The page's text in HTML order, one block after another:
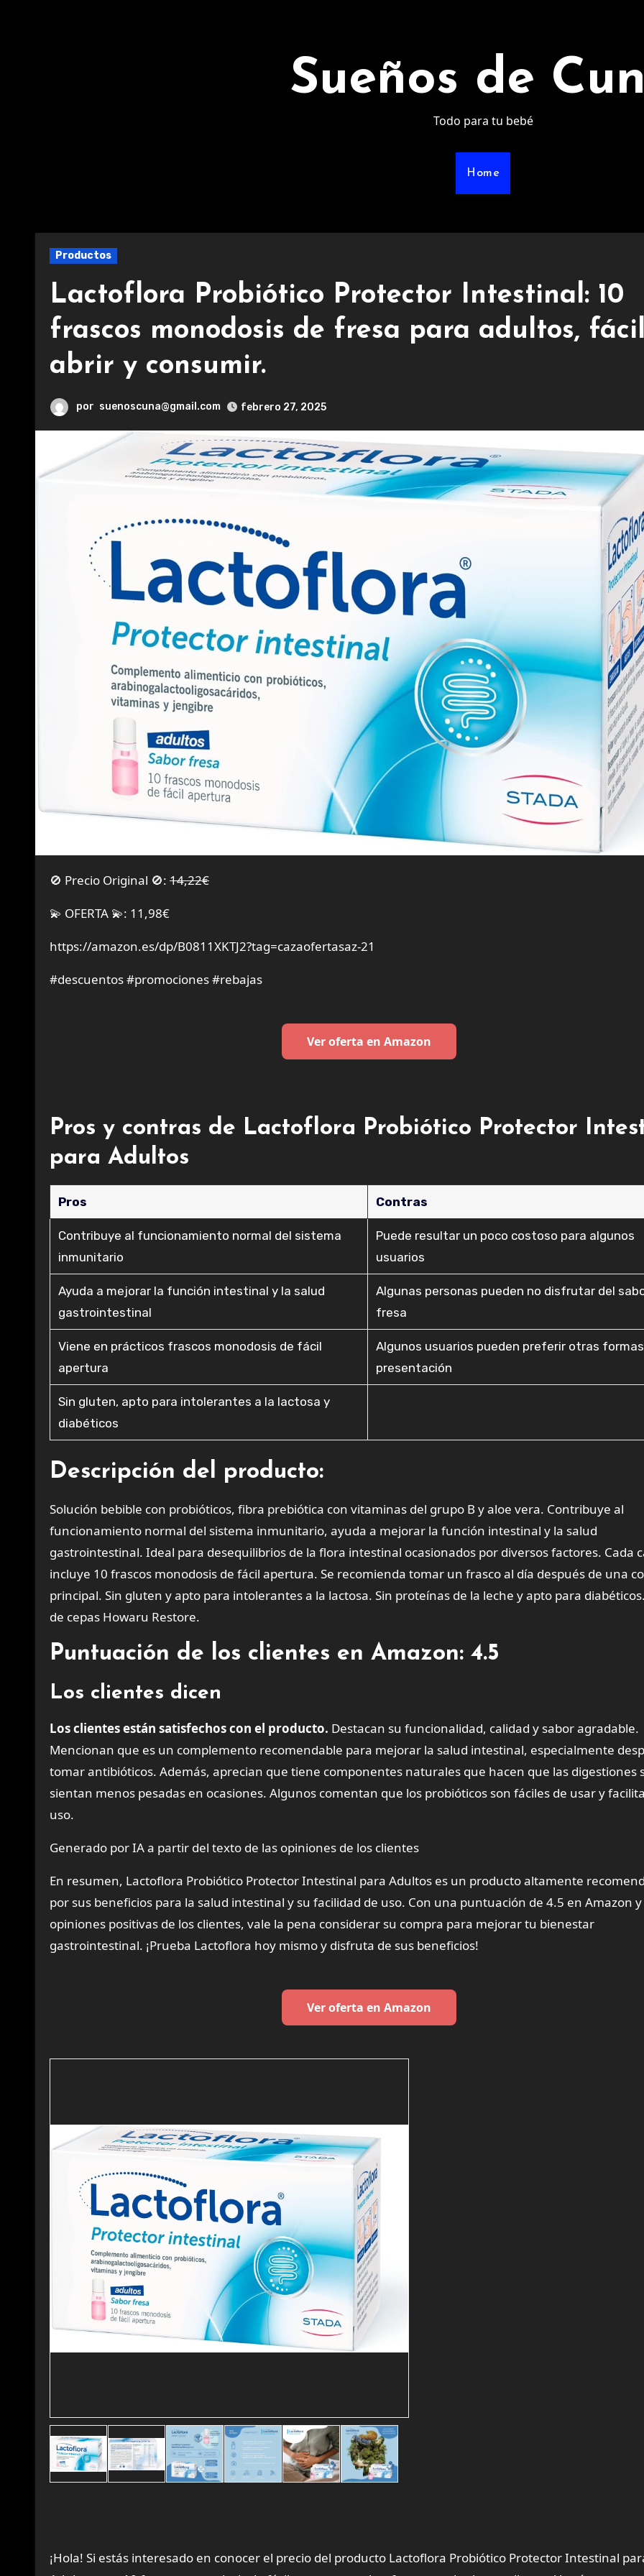
Sueños de
Todo para tu bebé
Home
Productos
Lactoflora Probiótico Protector Intestinal: 10
frascos monodosis de fresa para adultos,
abrir y consumir.
por suenoscuna@gmail.com febrero 27, 2025
🚫 Precio Original 🚫: 14,22€
💫 OFERTA 💫: 11,98€
https://amazon.es/dp/B0811XKTJ2?tag=cazaofertasaz-21
#descuentos #promociones #rebajas
Ver oferta en Amazon
Pros y contras de Lactoflora Probiótico Protector
para Adultos
Pros Contras
Contribuye al funcionamiento normal del sistema
inmunitario
Puede resultar un poco costoso para algunos
usuarios
Ayuda a mejorar la función intestinal y la salud
gastrointestinal
Algunas personas pueden no disfrutar del
fresa
Viene en prácticos frascos monodosis de fácil
apertura
Algunos usuarios pueden preferir otras
presentación
Sin gluten, apto para intolerantes a la lactosa y
diabéticos
Descripción del producto:
Solución bebible con probióticos, fibra prebiótica con vitaminas del grupo B y aloe vera. Contribuye al
funcionamiento normal del sistema inmunitario, ayuda a mejorar la función intestinal y la salud
gastrointestinal. Ideal para desequilibrios de la flora intestinal ocasionados por diversos factores. Cada
incluye 10 frascos monodosis de fácil apertura. Se recomienda tomar un frasco al día después de una
principal. Sin gluten y apto para intolerantes a la lactosa. Sin proteínas de la leche y apto para
de cepas Howaru Restore.
Puntuación de los clientes en Amazon: 4.5
Los clientes dicen
Los clientes están satisfechos con el producto. Destacan su funcionalidad, calidad y sabor agradable.
Mencionan que es un complemento recomendable para mejorar la salud intestinal, especialmente
tomar antibióticos. Además, aprecian que tiene componentes naturales que hacen que las digestiones
sientan menos pesadas en ocasiones. Algunos comentan que los probióticos son fáciles de usar y
uso.
Generado por IA a partir del texto de las opiniones de los clientes
En resumen, Lactoflora Probiótico Protector Intestinal para Adultos es un producto altamente
por sus beneficios para la salud intestinal y su facilidad de uso. Con una puntuación de 4.5 en Amazon y
opiniones positivas de los clientes, vale la pena considerar su compra para mejorar tu bienestar
gastrointestinal. ¡Prueba Lactoflora hoy mismo y disfruta de sus beneficios!
Ver oferta en Amazon
¡Hola! Si estás interesado en conocer el precio del producto Lactoflora Probiótico Protector Intestinal